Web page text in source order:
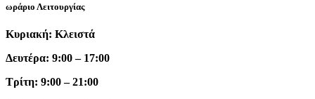
ωράριο Λειτουργίας
Κυριακή: Κλειστά
Δευτέρα: 9:00 – 17:00
Τρίτη: 9:00 – 21:00